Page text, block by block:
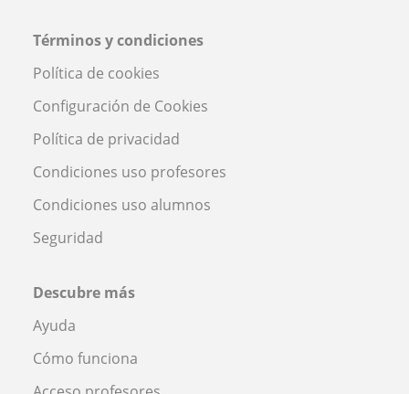
Términos y condiciones
Política de cookies
Configuración de Cookies
Política de privacidad
Condiciones uso profesores
Condiciones uso alumnos
Seguridad
Descubre más
Ayuda
Cómo funciona